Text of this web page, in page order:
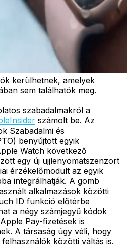
kerülhetnek, amelyek
sem találhatók meg.
szabadalmakról a
számolt be. Az
Szabadalmi és
benyújtott egyik
Watch következő
egy új ujjlenyomatszenzort
érzékelőmodult az egyik
integrálhatják. A gomb
alkalmazások közötti
ID funkció előtérbe
a négy számjegyű kódok
Pay-fizetések is
A társaság úgy véli, hogy
közötti váltás is.